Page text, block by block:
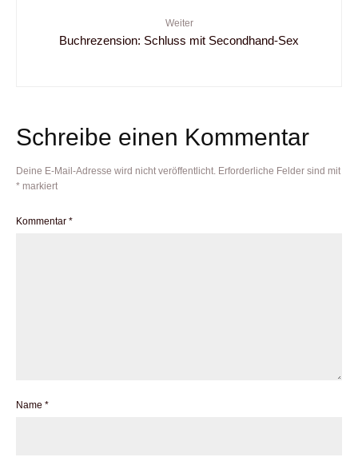
Weiter
Buchrezension: Schluss mit Secondhand-Sex
Schreibe einen Kommentar
Deine E-Mail-Adresse wird nicht veröffentlicht. Erforderliche Felder sind mit
* markiert
Kommentar *
Name *